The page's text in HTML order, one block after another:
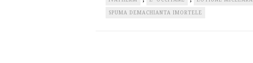
SPUMA DEMACHIANTA IMORTELE